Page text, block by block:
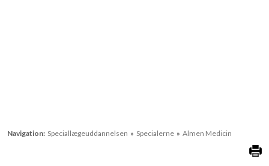
Navigation: Speciallægeuddannelsen » Specialerne » Almen Medicin